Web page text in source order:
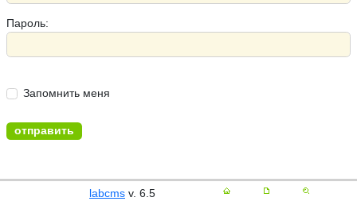
Пароль:
Запомнить меня
labcms v. 6.5